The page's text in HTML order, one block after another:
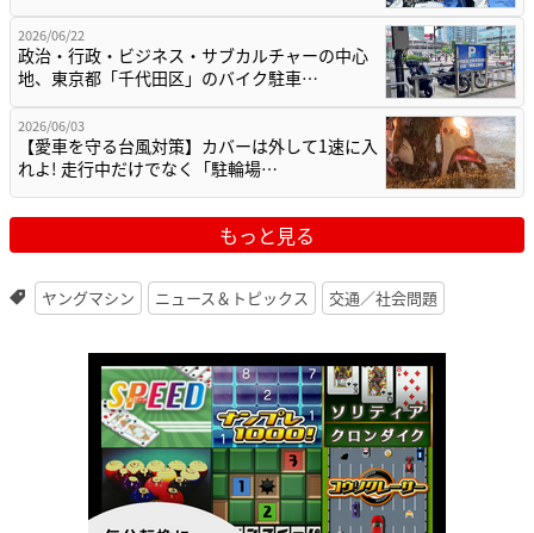
2026/06/22
政治・行政・ビジネス・サブカルチャーの中心
地、東京都「千代田区」のバイク駐車…
2026/06/03
【愛車を守る台風対策】カバーは外して1速に入
れよ! 走行中だけでなく「駐輪場…
もっと見る
ヤングマシン ニュース＆トピックス 交通／社会問題